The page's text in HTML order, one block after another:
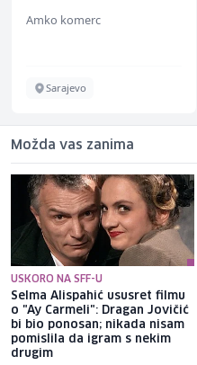
Amko komerc
Sarajevo
Možda vas zanima
USKORO NA SFF-U
Selma Alispahić ususret filmu
o "Ay Carmeli": Dragan Jovičić
bi bio ponosan; nikada nisam
pomislila da igram s nekim
drugim